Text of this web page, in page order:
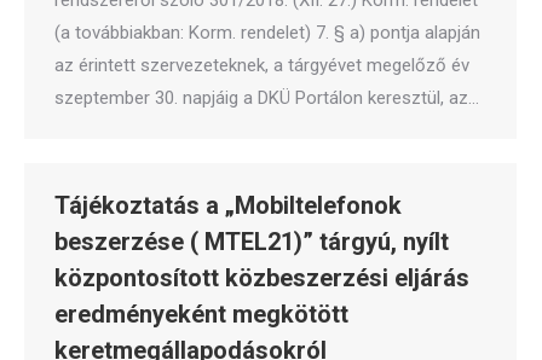
(a továbbiakban: Korm. rendelet) 7. § a) pontja alapján
az érintett szervezeteknek, a tárgyévet megelőző év
szeptember 30. napjáig a DKÜ Portálon keresztül, az…
Tájékoztatás a „Mobiltelefonok
beszerzése ( MTEL21)” tárgyú, nyílt
központosított közbeszerzési eljárás
eredményeként megkötött
keretmegállapodásokról